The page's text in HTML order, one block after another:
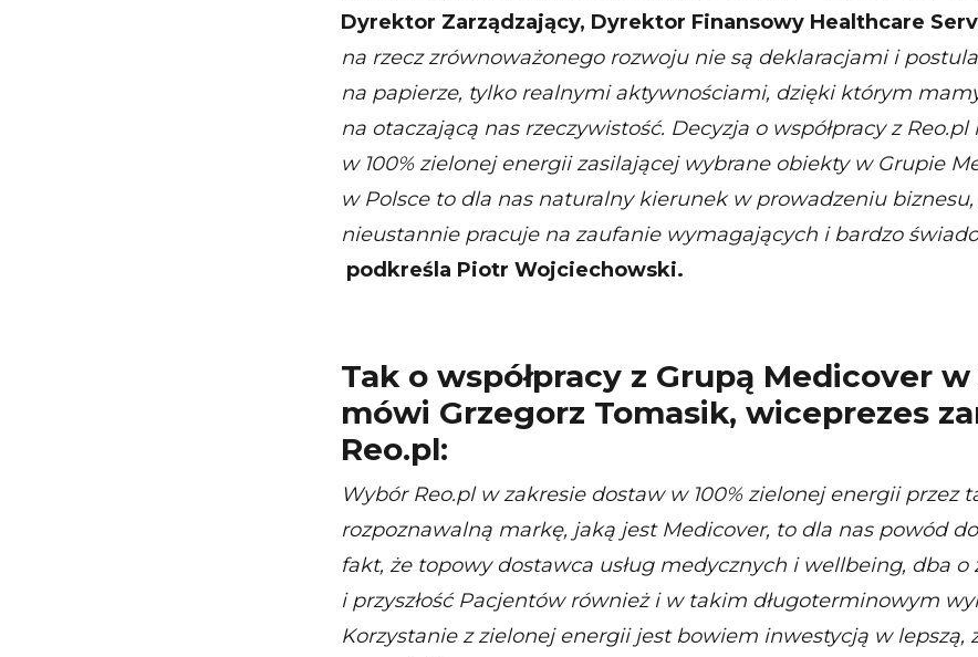
Dyrektor Zarządzający, Dyrektor Finansowy Healthcare
na rzecz zrównoważonego rozwoju nie są deklaracjami i
na papierze, tylko realnymi aktywnościami, dzięki którym
na otaczającą nas rzeczywistość. Decyzja o współpracy z Reo.pl
w 100% zielonej energii zasilającej wybrane obiekty w Grupie
w Polsce to dla nas naturalny kierunek w prowadzeniu
nieustannie pracuje na zaufanie wymagających i bardzo
podkreśla Piotr Wojciechowski.
Tak o współpracy z Grupą Medicover
mówi Grzegorz Tomasik, wiceprezes
Reo.pl:
Wybór Reo.pl w zakresie dostaw w 100% zielonej energii przez
rozpoznawalną markę, jaką jest Medicover, to dla nas powód
fakt, że topowy dostawca usług medycznych i wellbeing, dba o
i przyszłość Pacjentów również i w takim długoterminowym
Korzystanie z zielonej energii jest bowiem inwestycją w lepszą,